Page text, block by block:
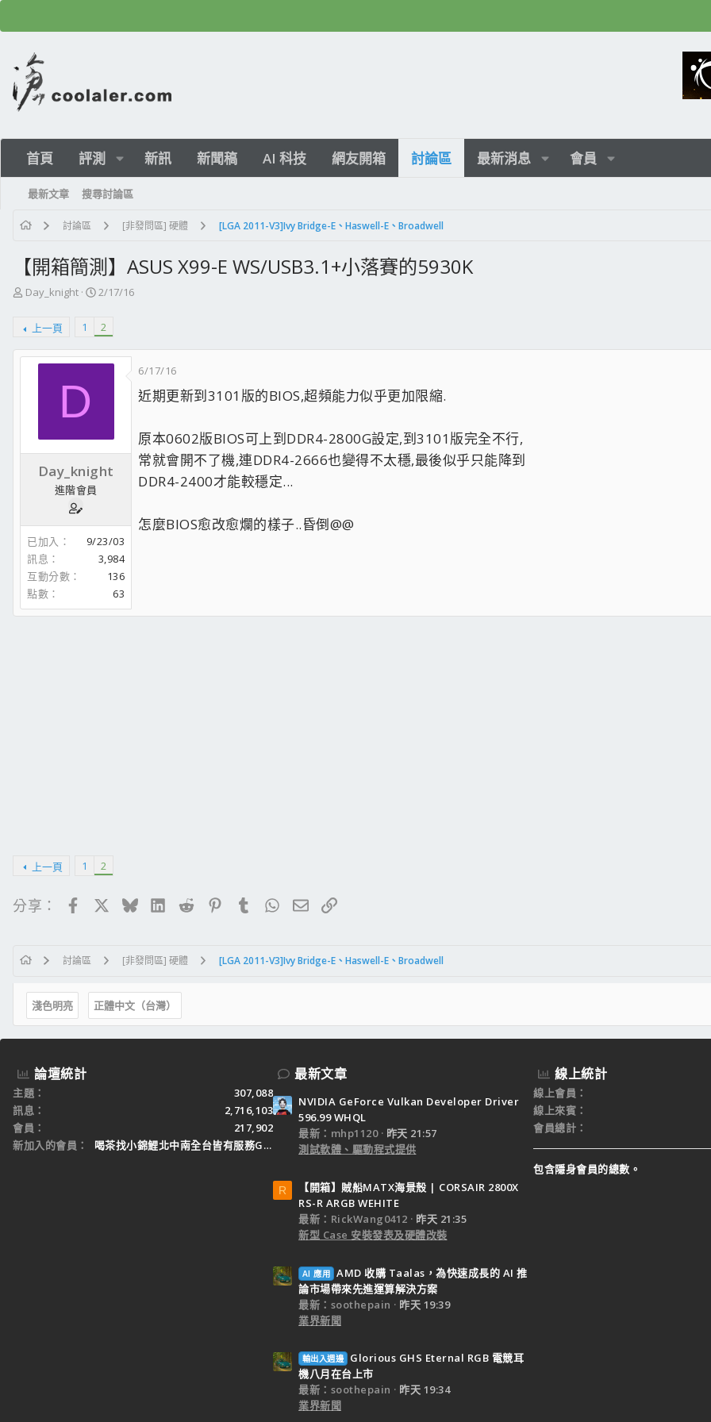
首頁 評測 新訊 新聞稿 AI 科技 網友開箱 討論區 最新消息 會員
最新文章 搜尋討論區
討論區 [非發問區] 硬體 [LGA 2011-V3]Ivy Bridge-E、Haswell-E、Broadwell
【開箱簡測】ASUS X99-E WS/USB3.1+小落賽的5930K
主
人
Day_knight
開
日
期
2/17/16
上一頁 1 2
D
Day_knight
進階會員
已加入
9/23/03
訊息
3,984
互動分數
136
點數
63
6/17/16
近期更新到3101版的BIOS,超頻能力似乎更加限縮.
原本0602版BIOS可上到DDR4-2800G設定,到3101版完全不行,
常就會開不了機,連DDR4-2666也變得不太穩,最後似乎只能降到
DDR4-2400才能較穩定...
怎麼BIOS愈改愈爛的樣子..昏倒@@
上一頁 1 2
分享： FacebookBlueskyLinkedIn
RedditPinterestTumblrWhatsApp
電子郵件
連結
討論區 [非發問區] 硬體 [LGA 2011-V3]Ivy Bridge-E、Haswell-E、Broadwell
淺色明亮 正體中文（台灣）
論壇統計
主題
307,088
訊息
2,716,103
會員
217,902
新加入的會員
喝茶找小錦鯉北中南全台皆有服務Gleezy：tw3
最新文章
NVIDIA GeForce Vulkan Developer Driver
596.99 WHQL
最新：mhp1120
昨天 21:57
測試軟體、驅動程式提供
R
【開箱】賊船MATX海景殼 | CORSAIR 2800X
RS-R ARGB WEHITE
最新：RickWang0412
昨天 21:35
新型 Case 安裝發表及硬體改裝
AI 應用 AMD 收購 Taalas，為快速成長的 AI 推
論市場帶來先進運算解決方案
最新：soothepain
昨天 19:39
業界新聞
輸出入週邊
Glorious GHS Eternal RGB 電競耳
機八月在台上市
最新：soothepain
昨天 19:34
業界新聞
線上統計
線上會員
線上來賓
會員總計
包含隱身會員的總數。